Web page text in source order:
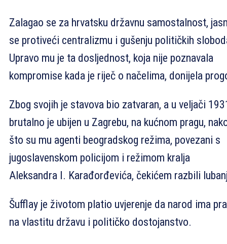
Zalagao se za hrvatsku državnu samostalnost,
se protiveći centralizmu i gušenju političkih
Upravo mu je ta dosljednost, koja nije poznavala
kompromise kada je riječ o načelima, donijela
Zbog svojih je stavova bio zatvaran, a u veljači
brutalno je ubijen u Zagrebu, na kućnom pragu,
što su mu agenti beogradskog režima, povezani s
jugoslavenskom policijom i režimom kralja
Aleksandra I. Karađorđevića, čekićem razbili
Šufflay je životom platio uvjerenje da narod ima
na vlastitu državu i političko dostojanstvo.